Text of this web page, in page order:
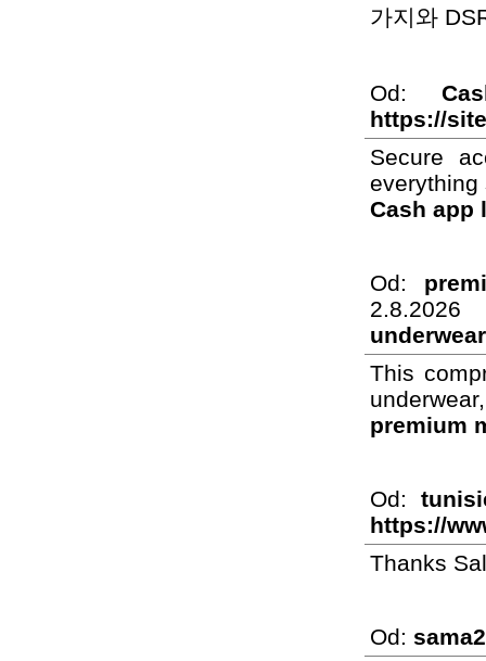
가지와
Od:
https://
Secure
everything
Cash app
Od:
This
premium
Od:
https://
Thanks
Od: